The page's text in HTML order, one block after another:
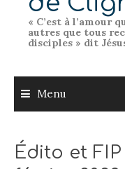
« C’est à l’amour
autres que tous
disciples » dit
Menu
Édito et